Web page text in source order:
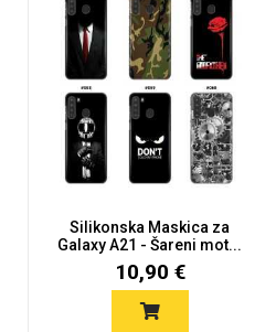
Silikonska Maskica za
Galaxy A21 - Šareni mot...
10,90 €